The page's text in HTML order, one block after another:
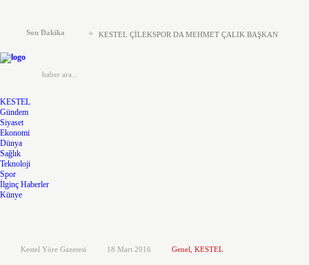
Son Dakika KESTEL ÇİLEKSPOR DA MEHMET ÇALIK BAŞKAN
KESTEL
Gündem
Siyaset
Ekonomi
Dünya
Sağlık
Teknoloji
Spor
İlginç Haberler
Künye
Kestel Yöre Gazetesi 18 Mart 2016 Genel KESTEL